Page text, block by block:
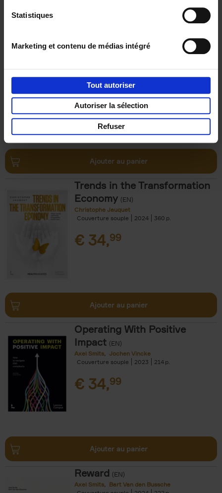
Statistiques
Marketing et contenu de médias intégré
Tout autoriser
Autoriser la sélection
Refuser
Why now? ENG (EN)
€34,99
Ajouter au panier
Trends in the Transformation
Economy (EN)
Christophe Jauquet
Couverture souple
2024 360
€ 34,99
Ajouter au panier
Operating With Positive
Impact (EN)
Axel Smits
Jochen Vincke
Couverture souple
2023 214
€ 34,99
Ajouter au panier
Reward (EN)
Axel Smits
Bart Van den Bussche